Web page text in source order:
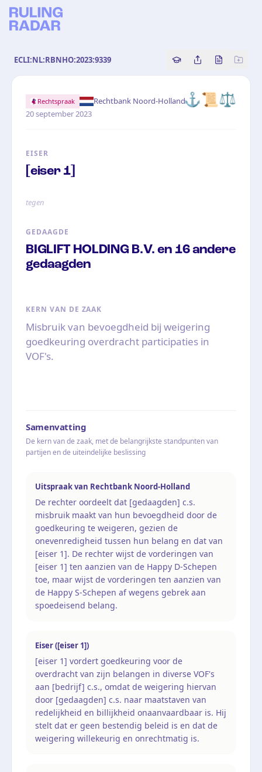
ECLI:NL:RBNHO:2023:9339 Copy source
Share this
Bekijk
⚓️📜⚖️
Rechtspraak Rechtbank Noord-Holland·
20 september 2023
EISER
[eiser 1]
tegen
GEDAAGDE
BIGLIFT HOLDING B.V. en 16 andere
gedaagden
KERN VAN DE ZAAK
Misbruik van bevoegdheid bij weigering
goedkeuring overdracht participaties in
VOF's.
Samenvatting
De kern van de zaak, met de belangrijkste standpunten van
partijen en de uiteindelijke beslissing
Uitspraak van Rechtbank Noord-Holland
De rechter oordeelt dat [gedaagden] c.s.
misbruik maakt van hun bevoegdheid door de
goedkeuring te weigeren, gezien de
onevenredigheid tussen hun belang en dat van
[eiser 1]. De rechter wijst de vorderingen van
[eiser 1] ten aanzien van de Happy D-Schepen
toe, maar wijst de vorderingen ten aanzien van
de Happy S-Schepen af wegens gebrek aan
spoedeisend belang.
Eiser ([eiser 1])
[eiser 1] vordert goedkeuring voor de
overdracht van zijn belangen in diverse VOF's
aan [bedrijf] c.s., omdat de weigering hiervan
door [gedaagden] c.s. naar maatstaven van
redelijkheid en billijkheid onaanvaardbaar is. Hij
stelt dat er geen bestendig beleid is en dat de
weigering willekeurig en onrechtmatig is.